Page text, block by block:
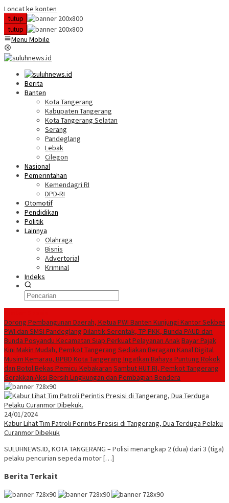
Loncat ke konten
tutup
tutup
Menu Mobile
Berita
Banten
Kota Tangerang
Kabupaten Tangerang
Kota Tangerang Selatan
Serang
Pandeglang
Lebak
Cilegon
Nasional
Pemerintahan
Kemendagri RI
DPD-RI
Otomotif
Pendidikan
Politik
Lainnya
Olahraga
Bisnis
Advertorial
Kriminal
Indeks
Dorong Pembangunan Daerah, Ketua PWI Banten Kunjungi Kantor Sekber
PWI dan SMSI Pandeglang Dilantik Serentak, TP PKK, Bunda PAUD dan
Bunda Posyandu Kecamatan Siap Perkuat Pelayanan AnakBayar Pajak
Kini Makin Mudah, Pemkot Tangerang Sediakan Beragam Kanal Digital
Musim Kemarau, BPBD Kota Tangerang Ingatkan Bahaya Puntung Rokok
dan Botol Bekas Pemicu Kebakaran Sambut HUT RI, Pemkot Tangerang
Gerakkan Aksi Bersih Lingkungan dan Pembagian Bendera
24/01/2024
Kabur Lihat Tim Patroli Perintis Presisi di Tangerang, Dua Terduga Pelaku
Curanmor Dibekuk
SULUHNEWS.ID, KOTA TANGERANG – Polisi menangkap 2 (dua) dari 3 (tiga)
pelaku pencurian sepeda motor […]
Berita Terkait